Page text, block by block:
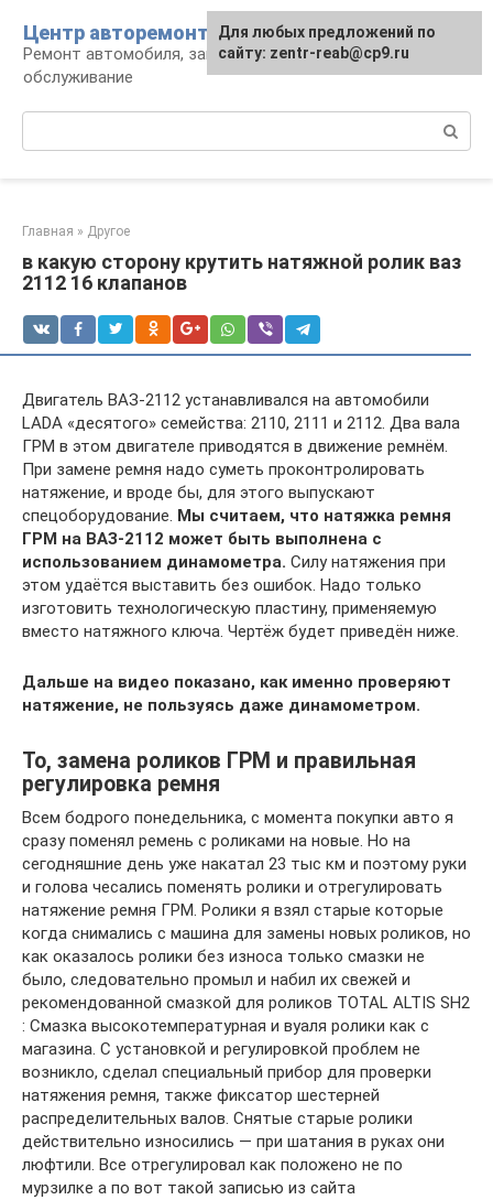
контенту
Центр авторемонта
Ремонт автомобиля, запчасти и
обслуживание
Главная » Другое
в какую сторону крутить натяжной ролик ваз
2112 16 клапанов
Двигатель ВАЗ-2112 устанавливался на автомобили
LADA «десятого» семейства: 2110, 2111 и 2112. Два вала
ГРМ в этом двигателе приводятся в движение ремнём.
При замене ремня надо суметь проконтролировать
натяжение, и вроде бы, для этого выпускают
спецоборудование. Мы считаем, что натяжка ремня
ГРМ на ВАЗ-2112 может быть выполнена с
использованием динамометра. Силу натяжения при
этом удаётся выставить без ошибок. Надо только
изготовить технологическую пластину, применяемую
вместо натяжного ключа. Чертёж будет приведён ниже.
Дальше на видео показано, как именно проверяют
натяжение, не пользуясь даже динамометром.
То, замена роликов ГРМ и правильная
регулировка ремня
Всем бодрого понедельника, с момента покупки авто я
сразу поменял ремень с роликами на новые. Но на
сегодняшние день уже накатал 23 тыс км и поэтому руки
и голова чесались поменять ролики и отрегулировать
натяжение ремня ГРМ. Ролики я взял старые которые
когда снимались с машина для замены новых роликов, но
как оказалось ролики без износа только смазки не
было, следовательно промыл и набил их свежей и
рекомендованной смазкой для роликов TOTAL ALTIS SH2
: Смазка высокотемпературная и вуаля ролики как с
магазина. С установкой и регулировкой проблем не
возникло, сделал специальный прибор для проверки
натяжения ремня, также фиксатор шестерней
распределительных валов. Снятые старые ролики
действительно износились — при шатания в руках они
люфтили. Все отрегулировал как положено не по
мурзилке а по вот такой записью из сайта
Для любых предложений по
сайту: zentr-reab@cp9.ru